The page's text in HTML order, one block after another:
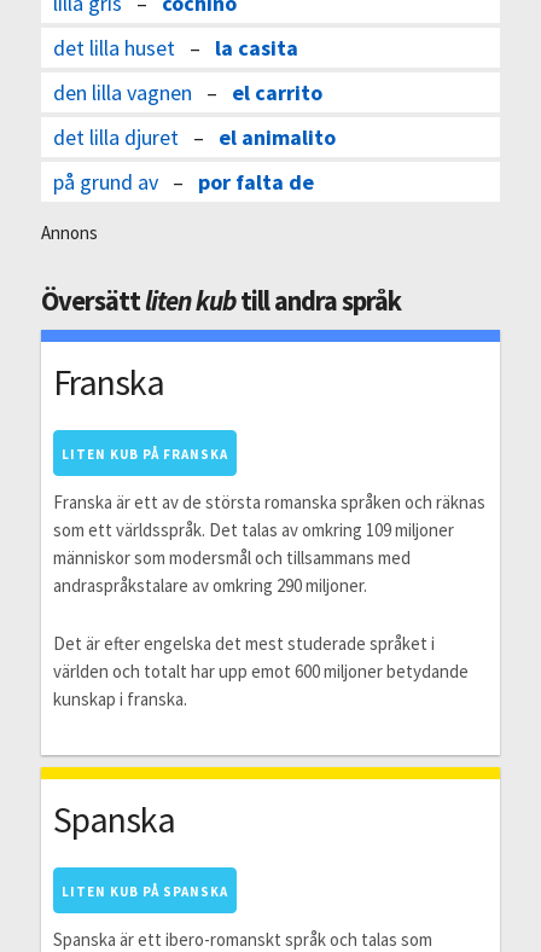
det lilla huset– la casita
den lilla vagnen – el carrito
det lilla djuret– el animalito
på grund av– por falta de
Annons
Översättliten kubtill andra språk
Franska
LITEN KUB PÅ FRANSKA
Franska är ett av de största romanska språken och räknas
som ett världsspråk. Det talas av omkring 109 miljoner
människor som modersmål och tillsammans med
andraspråkstalare av omkring 290 miljoner.
Det är efter engelska det mest studerade språket i
världen och totalt har upp emot 600 miljoner betydande
kunskap i franska.
Spanska
LITEN KUB PÅ SPANSKA
Spanska är ett ibero-romanskt språk och talas som